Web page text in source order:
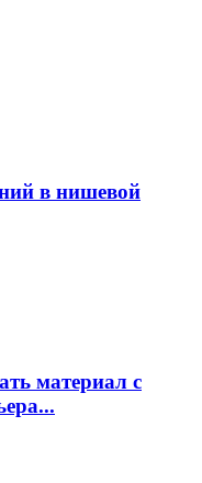
в нишевой
материал с